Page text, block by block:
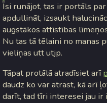
Īsi runājot, tas ir portāls
apdullināt, izsaukt
augstākos attīstības
Nu tas tā tēlaini no manas
vieliņas utt utjp.
Tāpat protālā atradīsiet arī
daudz ko var atrast, kā arī
darīt, tad tīri interesei jau ir